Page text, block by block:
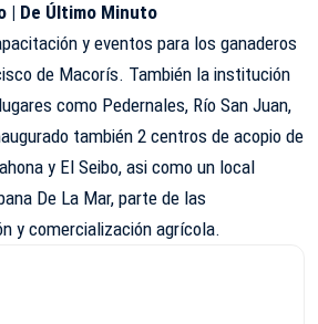
| De Último Minuto
y eventos para los ganaderos
de Macorís. También la institución
como Pedernales, Río San Juan,
también 2 centros de acopio de
y El Seibo, asi como un local
De La Mar, parte de las
y comercialización agrícola.